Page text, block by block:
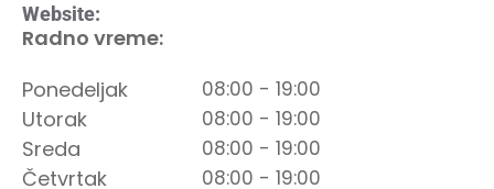
Website:
Radno vreme:
Ponedeljak
Utorak
Sreda
Četvrtak
08:00 - 19:00
08:00 - 19:00
08:00 - 19:00
08:00 - 19:00